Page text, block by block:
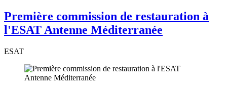
Première commission de restauration à
l'ESAT Antenne Méditerranée
ESAT